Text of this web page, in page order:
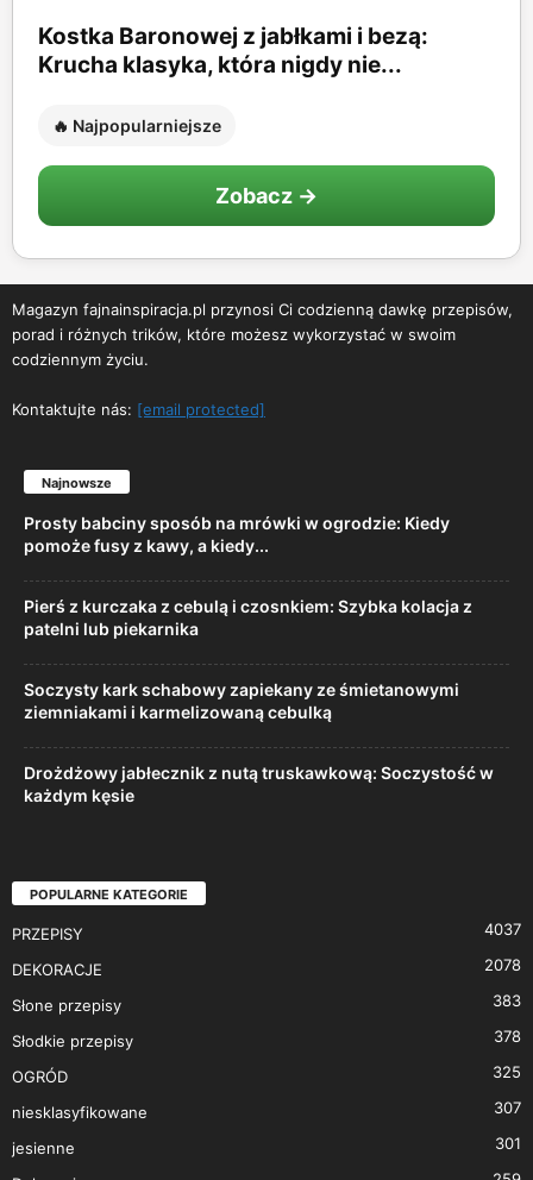
Kostka Baronowej z jabłkami i bezą:
Krucha klasyka, która nigdy nie...
🔥 Najpopularniejsze
Zobacz →
Magazyn fajnainspiracja.pl przynosi Ci codzienną dawkę przepisów,
porad i różnych trików, które możesz wykorzystać w swoim
codziennym życiu.
Kontaktujte nás: [email protected]
Najnowsze
Prosty babciny sposób na mrówki w ogrodzie: Kiedy
pomoże fusy z kawy, a kiedy...
Pierś z kurczaka z cebulą i czosnkiem: Szybka kolacja z
patelni lub piekarnika
Soczysty kark schabowy zapiekany ze śmietanowymi
ziemniakami i karmelizowaną cebulką
Drożdżowy jabłecznik z nutą truskawkową: Soczystość w
każdym kęsie
POPULARNE KATEGORIE
PRZEPISY 4037
DEKORACJE 2078
Słone przepisy 383
Słodkie przepisy 378
OGRÓD 325
niesklasyfikowane 307
jesienne 301